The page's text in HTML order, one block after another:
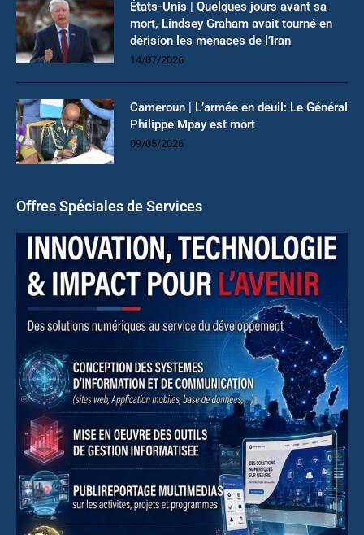
États-Unis | Quelques jours avant sa
mort, Lindsey Graham avait tourné en
dérision les menaces de l’Iran
14/07/2026
Cameroun | L’armée en deuil: Le Général
Philippe Mpay est mort
09/05/2026
Offres Spéciales de Services